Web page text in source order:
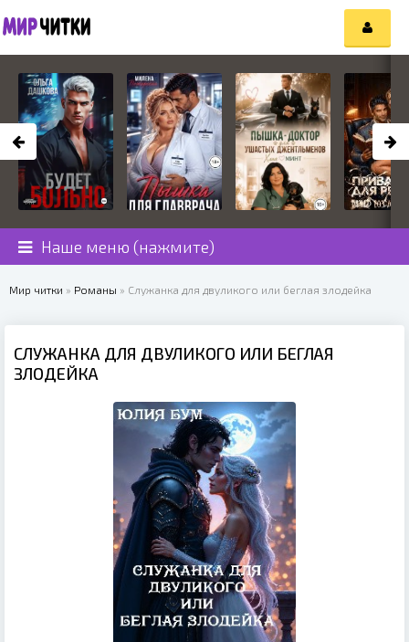
Наше меню (нажмите)
Мир читки » Романы » Служанка для двуликого или беглая злодейка
СЛУЖАНКА ДЛЯ ДВУЛИКОГО ИЛИ БЕГЛАЯ
ЗЛОДЕЙКА